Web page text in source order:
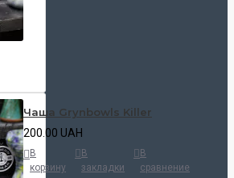
Чаша Grynbowls Killer
200.00 UAH
В
корзину
В
закладки
В
сравнение